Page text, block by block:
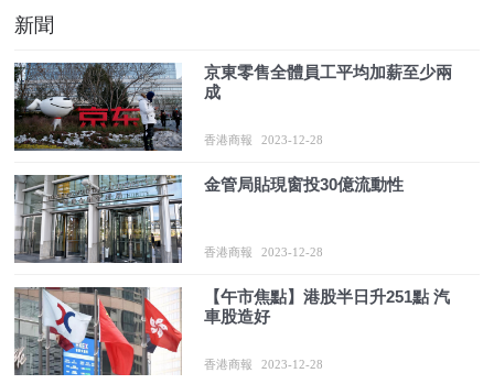
新聞
京東零售全體員工平均加薪至少兩
成
香港商報 2023-12-28
金管局貼現窗投30億流動性
香港商報 2023-12-28
【午市焦點】港股半日升251點 汽
車股造好
香港商報 2023-12-28